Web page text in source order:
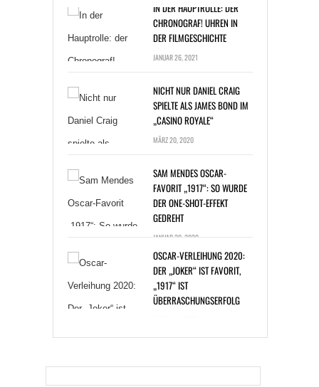
DER FILMGESCHICHTE
JANUAR 26, 2021
SPIELTE ALS JAMES BOND IM
„CASINO ROYALE“
MÄRZ 20, 2020
FAVORIT „1917“: SO WURDE
DER ONE-SHOT-EFFEKT
GEDREHT
JANUAR 20, 2020
OSCAR-VERLEIHUNG 2020:
DER „JOKER“ IST FAVORIT,
„1917“ IST
ÜBERRASCHUNGSERFOLG
JANUAR 14, 2020
DEZEMBER 30, 2019